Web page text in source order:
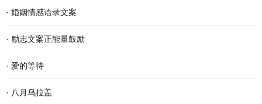
· 婚姻情感语录文案
· 励志文案正能量鼓励
· 爱的等待
· 八月乌拉盖